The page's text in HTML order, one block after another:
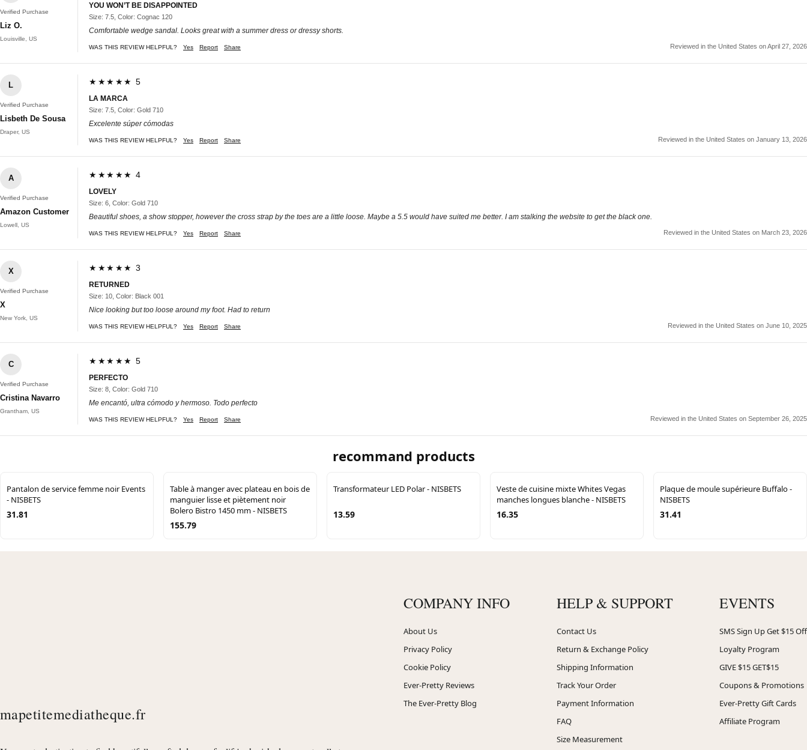
Verified Purchase
Liz O.
Louisville, US
YOU WON’T BE DISAPPOINTED
Size: 7.5, Color: Cognac 120
Comfortable wedge sandal. Looks great with a summer dress or dressy shorts.
WAS THIS REVIEW HELPFUL? Yes Report Share Reviewed in the United States on April 27, 2026
L
Verified Purchase
Lisbeth De Sousa
Draper, US
★★★★★ 5
LA MARCA
Size: 7.5, Color: Gold 710
Excelente súper cómodas
WAS THIS REVIEW HELPFUL? Yes Report Share Reviewed in the United States on January 13, 2026
A
Verified Purchase
Amazon Customer
Lowell, US
★★★★★ 4
LOVELY
Size: 6, Color: Gold 710
Beautiful shoes, a show stopper, however the cross strap by the toes are a little loose. Maybe a 5.5 would have suited me better. I am stalking the website to get the black one.
WAS THIS REVIEW HELPFUL? Yes Report Share Reviewed in the United States on March 23, 2026
X
Verified Purchase
X
New York, US
★★★★★ 3
RETURNED
Size: 10, Color: Black 001
Nice looking but too loose around my foot. Had to return
WAS THIS REVIEW HELPFUL? Yes Report Share Reviewed in the United States on June 10, 2025
C
Verified Purchase
Cristina Navarro
Grantham, US
★★★★★ 5
PERFECTO
Size: 8, Color: Gold 710
Me encantó, ultra cómodo y hermoso. Todo perfecto
WAS THIS REVIEW HELPFUL? Yes Report Share Reviewed in the United States on September 26, 2025
recommand products
Pantalon de service femme noir Events
- NISBETS
31.81
Table à manger avec plateau en bois de
manguier lisse et piètement noir
Bolero Bistro 1450 mm - NISBETS
155.79
Transformateur LED Polar - NISBETS
13.59
Veste de cuisine mixte Whites Vegas
manches longues blanche - NISBETS
16.35
Plaque de moule supérieure Buffalo -
NISBETS
31.41
mapetitemediatheque.fr
COMPANY INFO
About Us
Privacy Policy
Cookie Policy
Ever-Pretty Reviews
The Ever-Pretty Blog
HELP & SUPPORT
Contact Us
Return & Exchange Policy
Shipping Information
Track Your Order
Payment Information
FAQ
Size Measurement
EVENTS
SMS Sign Up Get $15 Off
Loyalty Program
GIVE $15 GET$15
Coupons & Promotions
Ever-Pretty Gift Cards
Affiliate Program